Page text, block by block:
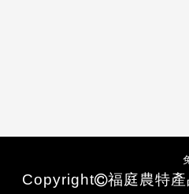
Copyright 福庭農特產